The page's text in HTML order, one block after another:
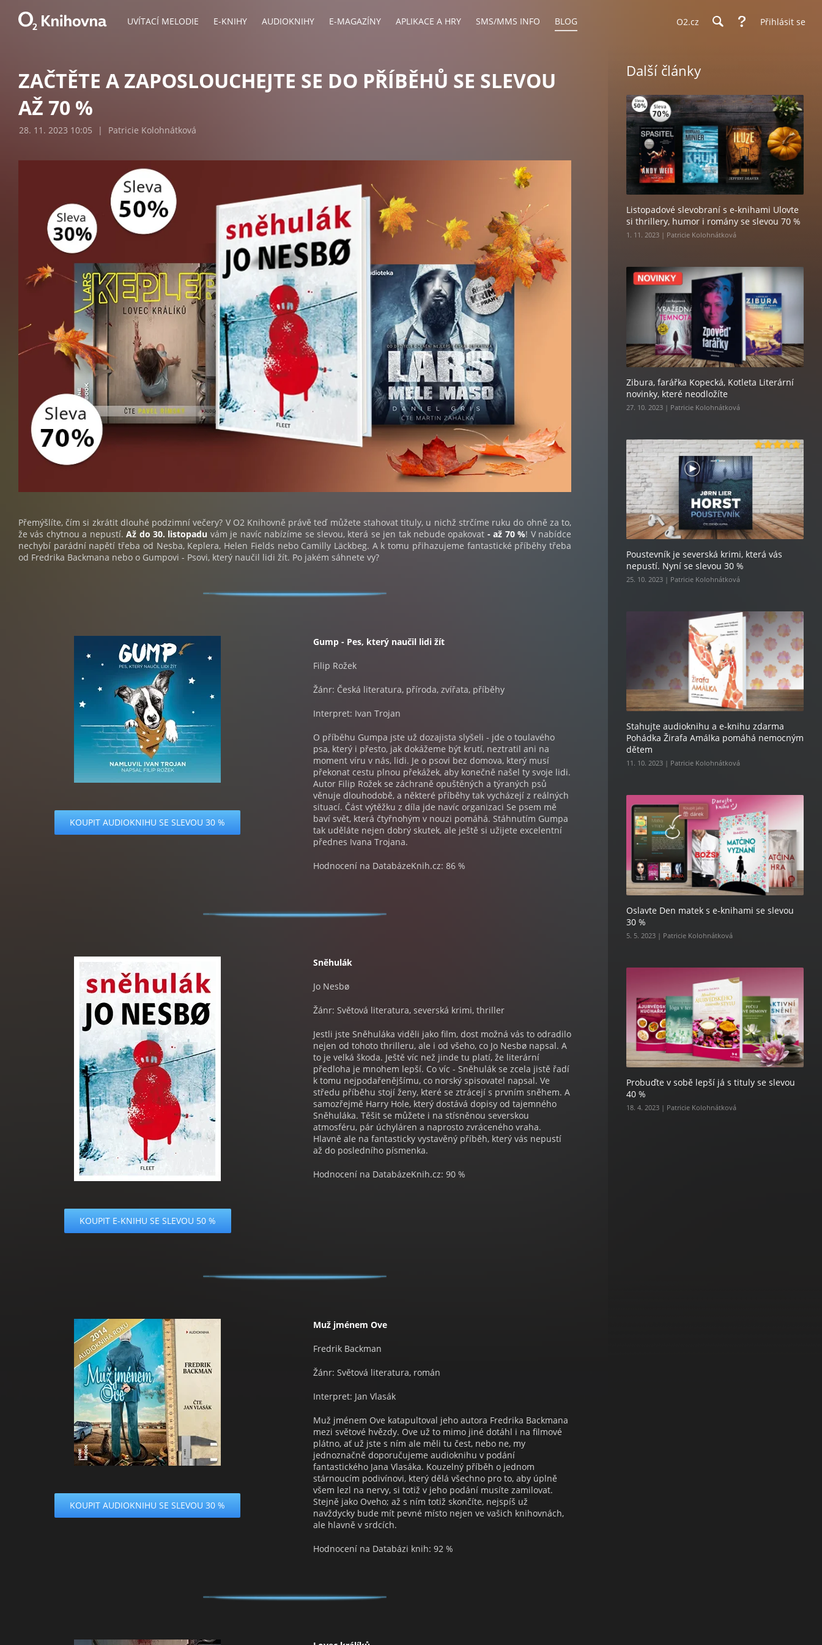
UVÍTACÍ MELODIE E-KNIHY AUDIOKNIHY E-MAGAZÍNY APLIKACE A HRY SMS/MMS INFO BLOG O2.cz Přihlásit se
ZAČTĚTE A ZAPOSLOUCHEJTE SE DO PŘÍBĚHŮ SE SLEVOU
AŽ 70 %
28. 11. 2023 10:05 | Patricie Kolohnátková
Přemýšlíte, čím si zkrátit dlouhé podzimní večery? V O2 Knihovně právě teď můžete stahovat tituly, u nichž strčíme ruku do ohně za to,
že vás chytnou a nepustí.Až do 30. listopadu vám je navíc nabízíme se slevou, která se jen tak nebude opakovat - až 70 %! V nabídce
nechybí parádní napětí třeba od Nesba, Keplera, Helen Fields nebo Camilly Läckbeg. A k tomu přihazujeme fantastické příběhy třeba
od Fredrika Backmana nebo o Gumpovi - Psovi, který naučil lidi žít. Po jakém sáhnete vy?
KOUPIT AUDIOKNIHU SE SLEVOU 30 %
Gump - Pes, který naučil lidi žít
Filip Rožek
Žánr: Česká literatura, příroda, zvířata, příběhy
Interpret: Ivan Trojan
O příběhu Gumpa jste už dozajista slyšeli - jde o toulavého
psa, který i přesto, jak dokážeme být krutí, neztratil ani na
moment víru v nás, lidi. Je o psovi bez domova, který musí
překonat cestu plnou překážek, aby konečně našel ty svoje lidi.
Autor Filip Rožek se záchraně opuštěných a týraných psů
věnuje dlouhodobě, a některé příběhy tak vycházejí z reálných
situací. Část výtěžku z díla jde navíc organizaci Se psem mě
baví svět, která čtyřnohým v nouzi pomáhá. Stáhnutím Gumpa
tak uděláte nejen dobrý skutek, ale ještě si užijete excelentní
přednes Ivana Trojana.
Hodnocení na DatabázeKnih.cz: 86 %
KOUPIT E-KNIHU SE SLEVOU 50 %
Sněhulák
Jo Nesbø
Žánr: Světová literatura, severská krimi, thriller
Jestli jste Sněhuláka viděli jako film, dost možná vás to odradilo
nejen od tohoto thrilleru, ale i od všeho, co Jo Nesbø napsal. A
to je velká škoda. Ještě víc než jinde tu platí, že literární
předloha je mnohem lepší. Co víc - Sněhulák se zcela jistě řadí
k tomu nejpodařenějšímu, co norský spisovatel napsal. Ve
středu příběhu stojí ženy, které se ztrácejí s prvním sněhem. A
samozřejmě Harry Hole, který dostává dopisy od tajemného
Sněhuláka. Těšit se můžete i na stísněnou severskou
atmosféru, pár úchyláren a naprosto zvráceného vraha.
Hlavně ale na fantasticky vystavěný příběh, který vás nepustí
až do posledního písmenka.
Hodnocení na DatabázeKnih.cz: 90 %
KOUPIT AUDIOKNIHU SE SLEVOU 30 %
Muž jménem Ove
Fredrik Backman
Žánr: Světová literatura, román
Interpret: Jan Vlasák
Muž jménem Ove katapultoval jeho autora Fredrika Backmana
mezi světové hvězdy. Ove už to mimo jiné dotáhl i na filmové
plátno, ať už jste s ním ale měli tu čest, nebo ne, my
jednoznačně doporučujeme audioknihu v podání
fantastického Jana Vlasáka. Kouzelný příběh o jednom
stárnoucím podivínovi, který dělá všechno pro to, aby úplně
všem lezl na nervy, si totiž v jeho podání musíte zamilovat.
Stejně jako Oveho; až s ním totiž skončíte, nejspíš už
navždycky bude mít pevné místo nejen ve vašich knihovnách,
ale hlavně v srdcích.
Hodnocení na Databázi knih: 92 %
Další články
Listopadové slevobraní s e-knihami Ulovte
si thrillery, humor i romány se slevou 70 %
1. 11. 2023 | Patricie Kolohnátková
Zibura, farářka Kopecká, Kotleta Literární
novinky, které neodložíte
27. 10. 2023 | Patricie Kolohnátková
Poustevník je severská krimi, která vás
nepustí. Nyní se slevou 30 %
25. 10. 2023 | Patricie Kolohnátková
Stahujte audioknihu a e-knihu zdarma
Pohádka Žirafa Amálka pomáhá nemocným
dětem
11. 10. 2023 | Patricie Kolohnátková
Oslavte Den matek s e-knihami se slevou
30 %
5. 5. 2023 | Patricie Kolohnátková
Probuďte v sobě lepší já s tituly se slevou
40 %
18. 4. 2023 | Patricie Kolohnátková